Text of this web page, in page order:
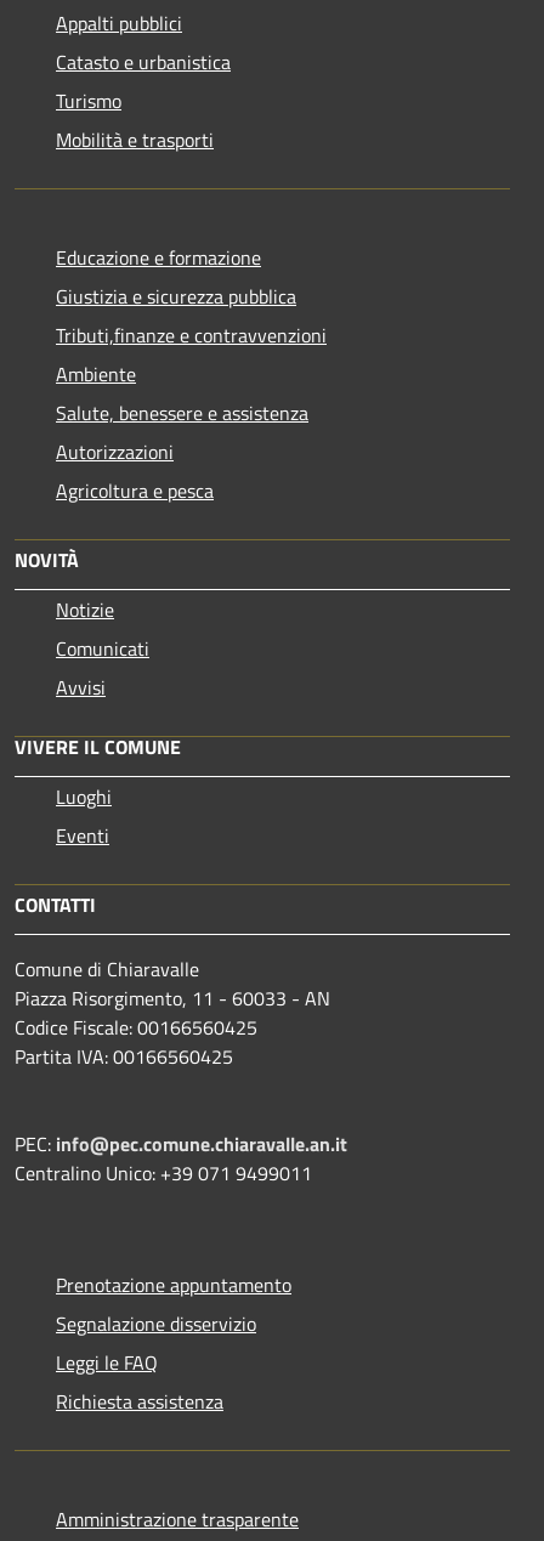
Appalti pubblici
Catasto e urbanistica
Turismo
Mobilità e trasporti
Educazione e formazione
Giustizia e sicurezza pubblica
Tributi,finanze e contravvenzioni
Ambiente
Salute, benessere e assistenza
Autorizzazioni
Agricoltura e pesca
NOVITÀ
Notizie
Comunicati
Avvisi
VIVERE IL COMUNE
Luoghi
Eventi
CONTATTI
Comune di Chiaravalle
Piazza Risorgimento, 11 - 60033 - AN
Codice Fiscale: 00166560425
Partita IVA: 00166560425
PEC: info@pec.comune.chiaravalle.an.it
Centralino Unico: +39 071 9499011
Prenotazione appuntamento
Segnalazione disservizio
Leggi le FAQ
Richiesta assistenza
Amministrazione trasparente